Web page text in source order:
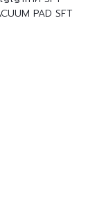
PAD SFT